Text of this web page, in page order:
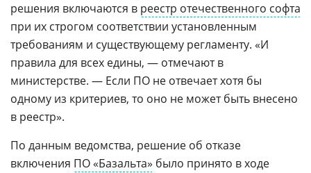
решения включаются в реестр отечественного софта
при их строгом соответствии установленным
требованиям и существующему регламенту. «И
правила для всех едины, — отмечают в
министерстве. — Если ПО не отвечает хотя бы
одному из критериев, то оно не может быть внесено
в реестр».
По данным ведомства, решение об отказе
включения ПО «Базальта» было принято в ходе